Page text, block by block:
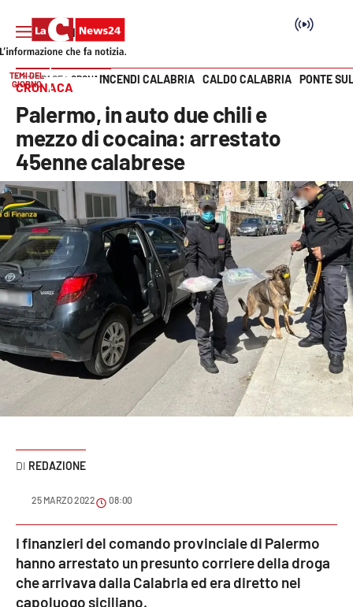
Cronaca
Politica
Attualità
Economia e lavoro
Italia Mondo
Sanità
Meteo
Editoriali
Vai
TEMI DEL
GIORNO
INCENDI CALABRIA CALDO CALABRIA PONTE
HOME PAGE CRONACA
CRONACA
Palermo, in auto due chili e
mezzo di cocaina: arrestato
45enne calabrese
REDAZIONE
25 MARZO 2022 08:00
I finanzieri del comando provinciale di Palermo
hanno arrestato un presunto corriere della droga
che arrivava dalla Calabria ed era diretto nel
capoluogo siciliano.